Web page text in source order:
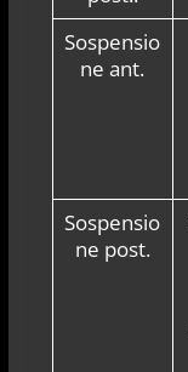
Sospensio
ne ant.
Sospensio
ne post.